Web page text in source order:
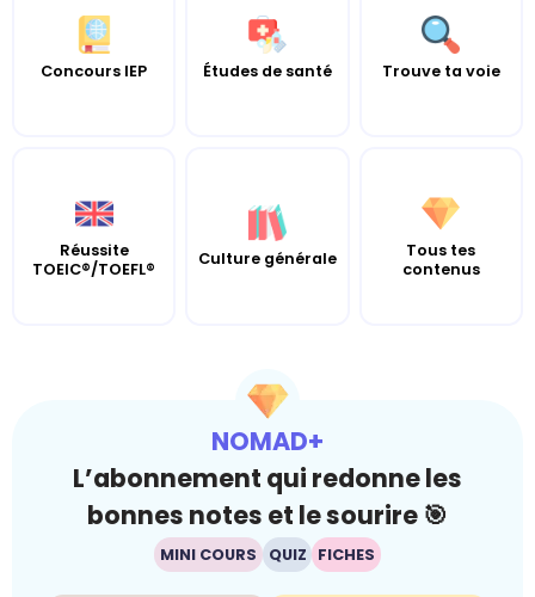
Concours IEP Études de santé Trouve ta voie
Réussite
TOEIC®/TOEFL®
Culture générale
Tous tes
contenus
NOMAD+
L’abonnement qui redonne les
bonnes notes et le sourire 🎯
MINI COURS QUIZ FICHES